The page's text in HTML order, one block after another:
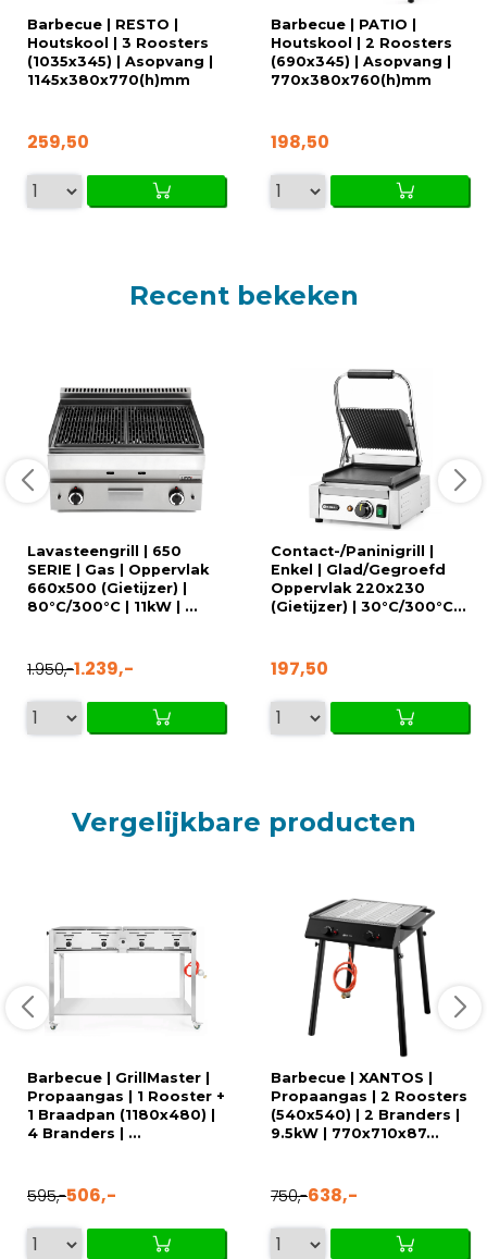
Barbecue | RESTO |
Houtskool | 3 Roosters
(1035x345) | Asopvang |
1145x380x770(h)mm
259,50
Barbecue | PATIO |
Houtskool | 2 Roosters
(690x345) | Asopvang |
770x380x760(h)mm
198,50
Recent bekeken
Lavasteengrill | 650
SERIE | Gas | Oppervlak
660x500 (Gietijzer) |
80°C/300°C | 11kW | ...
1.950,-1.239,-
Contact-/Paninigrill |
Enkel | Glad/Gegroefd
Oppervlak 220x230
(Gietijzer) | 30°C/300°C...
197,50
Vergelijkbare producten
Barbecue | GrillMaster |
Propaangas | 1 Rooster +
1 Braadpan (1180x480) |
4 Branders | ...
595,-506,-
Barbecue | XANTOS |
Propaangas | 2 Roosters
(540x540) | 2 Branders |
9.5kW | 770x710x87...
750,-638,-